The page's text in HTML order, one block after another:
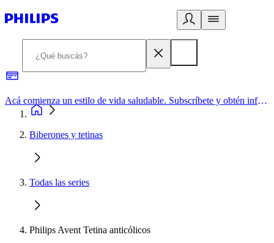
Acá comienza un estilo de vida saludable. Subscríbete y obtén información de primera mano
Biberones y tetinas
Todas las series
Philips Avent Tetina anticólicos